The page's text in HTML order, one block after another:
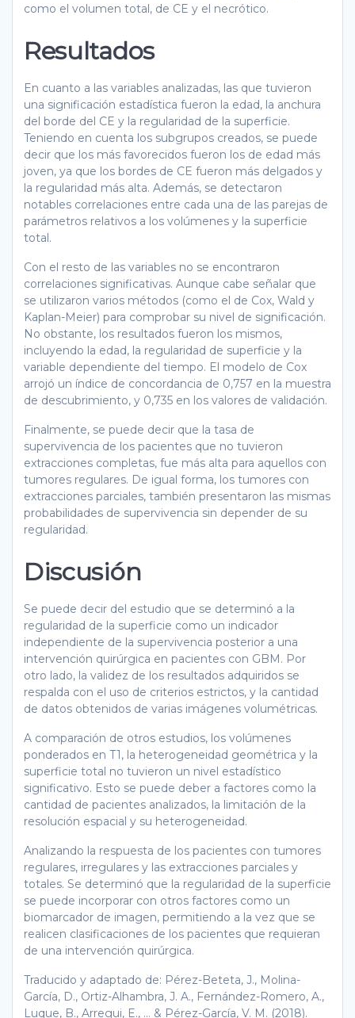
como el volumen total, de CE y el necrótico.
Resultados
En cuanto a las variables analizadas, las que tuvieron
una significación estadística fueron la edad, la anchura
del borde del CE y la regularidad de la superficie.
Teniendo en cuenta los subgrupos creados, se puede
decir que los más favorecidos fueron los de edad más
joven, ya que los bordes de CE fueron más delgados y
la regularidad más alta. Además, se detectaron
notables correlaciones entre cada una de las parejas de
parámetros relativos a los volúmenes y la superficie
total.
Con el resto de las variables no se encontraron
correlaciones significativas. Aunque cabe señalar que
se utilizaron varios métodos (como el de Cox, Wald y
Kaplan-Meier) para comprobar su nivel de significación.
No obstante, los resultados fueron los mismos,
incluyendo la edad, la regularidad de superficie y la
variable dependiente del tiempo. El modelo de Cox
arrojó un índice de concordancia de 0,757 en la muestra
de descubrimiento, y 0,735 en los valores de validación.
Finalmente, se puede decir que la tasa de
supervivencia de los pacientes que no tuvieron
extracciones completas, fue más alta para aquellos con
tumores regulares. De igual forma, los tumores con
extracciones parciales, también presentaron las mismas
probabilidades de supervivencia sin depender de su
regularidad.
Discusión
Se puede decir del estudio que se determinó a la
regularidad de la superficie como un indicador
independiente de la supervivencia posterior a una
intervención quirúrgica en pacientes con GBM. Por
otro lado, la validez de los resultados adquiridos se
respalda con el uso de criterios estrictos, y la cantidad
de datos obtenidos de varias imágenes volumétricas.
A comparación de otros estudios, los volúmenes
ponderados en T1, la heterogeneidad geométrica y la
superficie total no tuvieron un nivel estadístico
significativo. Esto se puede deber a factores como la
cantidad de pacientes analizados, la limitación de la
resolución espacial y su heterogeneidad.
Analizando la respuesta de los pacientes con tumores
regulares, irregulares y las extracciones parciales y
totales. Se determinó que la regularidad de la superficie
se puede incorporar con otros factores como un
biomarcador de imagen, permitiendo a la vez que se
realicen clasificaciones de los pacientes que requieran
de una intervención quirúrgica.
Traducido y adaptado de: Pérez-Beteta, J., Molina-
García, D., Ortiz-Alhambra, J. A., Fernández-Romero, A.,
Luque, B., Arregui, E., … & Pérez-García, V. M. (2018).